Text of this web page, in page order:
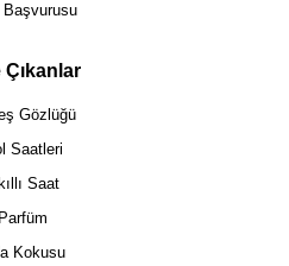
Başvurusu
Çıkanlar
Gözlüğü
Saatleri
Saat
Parfüm
Kokusu